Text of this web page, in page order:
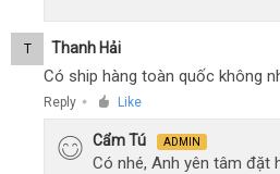
T Thanh Hải
Có ship hàng toàn quốc không
Reply ● Like
Cẩm Tú ADMIN
Có nhé, Anh yên tâm đặt